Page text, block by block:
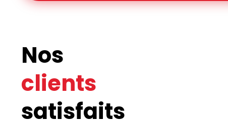
Nos
clients
satisfaits